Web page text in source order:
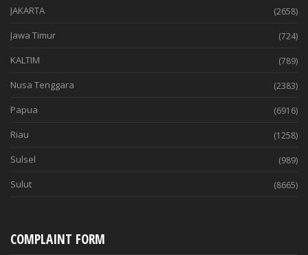
JAKARTA (2658)
Jawa Timur (724)
KALTIM (789)
Nusa Tenggara (2383)
Papua (6916)
Riau (1258)
Sulsel (989)
Sulut (8665)
COMPLAINT FORM